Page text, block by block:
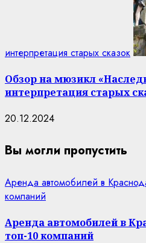
интерпретация старых сказок
Обзор на мюзикл
интерпретация старых
20.12.2024
Вы могли пропустить
Аренда автомобилей в
компаний
Аренда автомобилей в
топ-10 компаний